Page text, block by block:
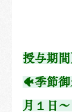
授与期間
🐠季節
月１日